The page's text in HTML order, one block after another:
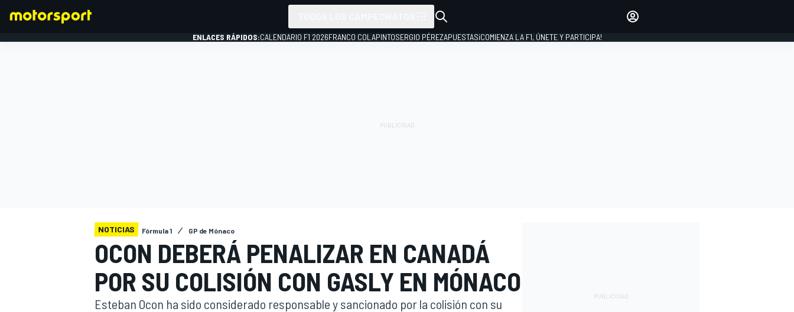
INDYCAR
INICIAR SESIÓN
ENLACES RÁPIDOS:CALENDARIO F1 2026FRANCO COLAPINTOSERGIO PÉREZAPUESTAS¡COMIENZA LA F1, ÚNETE Y PARTICIPA!
NOTICIAS Fórmula 1 GP de Mónaco
OCON DEBERÁ PENALIZAR EN CANADÁ
POR SU COLISIÓN CON GASLY EN MÓNACO
Esteban Ocon ha sido considerado responsable y sancionado por la colisión con su